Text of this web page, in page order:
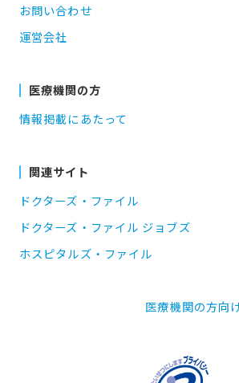
お問い合わせ
運営会社
医療機関の方
情報掲載にあたって
関連サイト
ドクターズ・ファイル
ドクターズ・ファイル ジョブズ
ホスピタルズ・ファイル
医療機関の方向